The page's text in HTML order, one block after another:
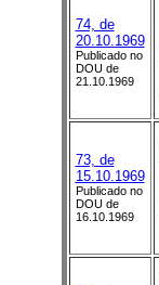
74, de
20.10.1969
Publicado no
DOU de
21.10.1969
73, de
15.10.1969
Publicado no
DOU de
16.10.1969